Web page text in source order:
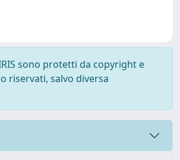
sono protetti da copyright e
riservati, salvo diversa